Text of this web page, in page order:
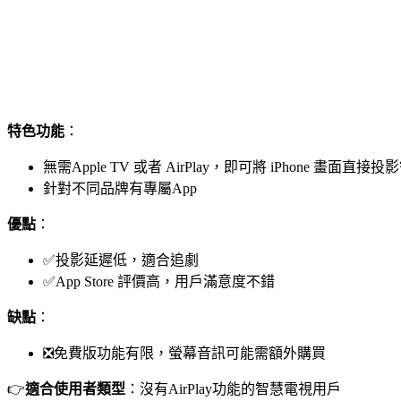
特色功能 ：
無需Apple TV 或者 AirPlay，即可將 iPhone 畫面直接投
針對不同品牌有專屬App
優點 ：
✅投影延遲低，適合追劇
✅App Store 評價高，用戶滿意度不錯
缺點 ：
❎免費版功能有限，螢幕音訊可能需額外購買
👉適合使用者類型 ：沒有AirPlay功能的智慧電視用戶